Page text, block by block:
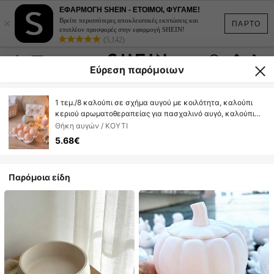
ΠΑΡΤΟ
×
ΕΦΑΡΜΟΓΗ SHEIN - ΕΤΟΙΜΟΙ, ΦΥΓΑΜΕ!
Βρείτε περισσότερες αποκλειστικές εκπτώσεις και
επιπλέον προσφορές στην εφαρμογή SHEIN!
(5,142)
Εύρεση παρόμοιων
1 τεμ./8 καλούπι σε σχήμα αυγού με κοιλότητα, καλούπι
κεριού αρωματοθεραπείας για πασχαλινό αυγό, καλούπι
διακόσμησης σπιτιού/δώρου για φεστιβάλ, καλούπι
εποξειδικής ρητίνης, καλούπι χύτευσης χειροτεχνίας,
καλούπι γύψου για καλλιτεχνική διακόσμηση
Θήκη αυγών / ΚΟΥΤΙ
5.68€
Παρόμοια είδη